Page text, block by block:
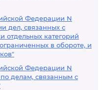
Федерации N
дел, связанных с
отдельных категорий
в обороте, и
Федерации N
делам, связанным с